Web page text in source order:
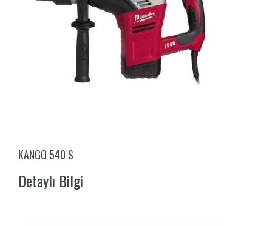
KANGO 540 S
Detaylı Bilgi